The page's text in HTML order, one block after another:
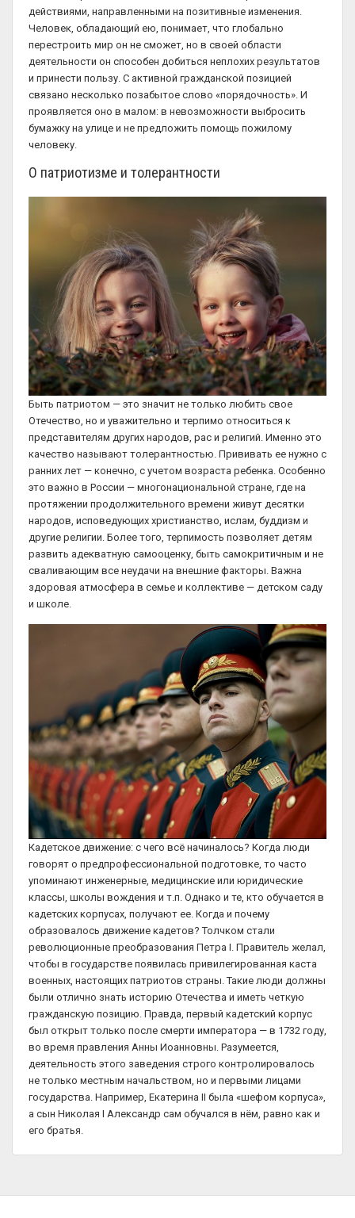
действиями, направленными на позитивные изменения.
Человек, обладающий ею, понимает, что глобально
перестроить мир он не сможет, но в своей области
деятельности он способен добиться неплохих результатов
и принести пользу. С активной гражданской позицией
связано несколько позабытое слово «порядочность». И
проявляется оно в малом: в невозможности выбросить
бумажку на улице и не предложить помощь пожилому
человеку.
О патриотизме и толерантности
Быть патриотом — это значит не только любить свое
Отечество, но и уважительно и терпимо относиться к
представителям других народов, рас и религий. Именно это
качество называют толерантностью. Прививать ее нужно с
ранних лет — конечно, с учетом возраста ребенка. Особенно
это важно в России — многонациональной стране, где на
протяжении продолжительного времени живут десятки
народов, исповедующих христианство, ислам, буддизм и
другие религии. Более того, терпимость позволяет детям
развить адекватную самооценку, быть самокритичным и не
сваливающим все неудачи на внешние факторы. Важна
здоровая атмосфера в семье и коллективе — детском саду
и школе.
Кадетское движение: с чего всё начиналось? Когда люди
говорят о предпрофессиональной подготовке, то часто
упоминают инженерные, медицинские или юридические
классы, школы вождения и т.п. Однако и те, кто обучается в
кадетских корпусах, получают ее. Когда и почему
образовалось движение кадетов? Толчком стали
революционные преобразования Петра I. Правитель желал,
чтобы в государстве появилась привилегированная каста
военных, настоящих патриотов страны. Такие люди должны
были отлично знать историю Отечества и иметь четкую
гражданскую позицию. Правда, первый кадетский корпус
был открыт только после смерти императора — в 1732 году,
во время правления Анны Иоанновны. Разумеется,
деятельность этого заведения строго контролировалось
не только местным начальством, но и первыми лицами
государства. Например, Екатерина II была «шефом корпуса»,
а сын Николая I Александр сам обучался в нём, равно как и
его братья.